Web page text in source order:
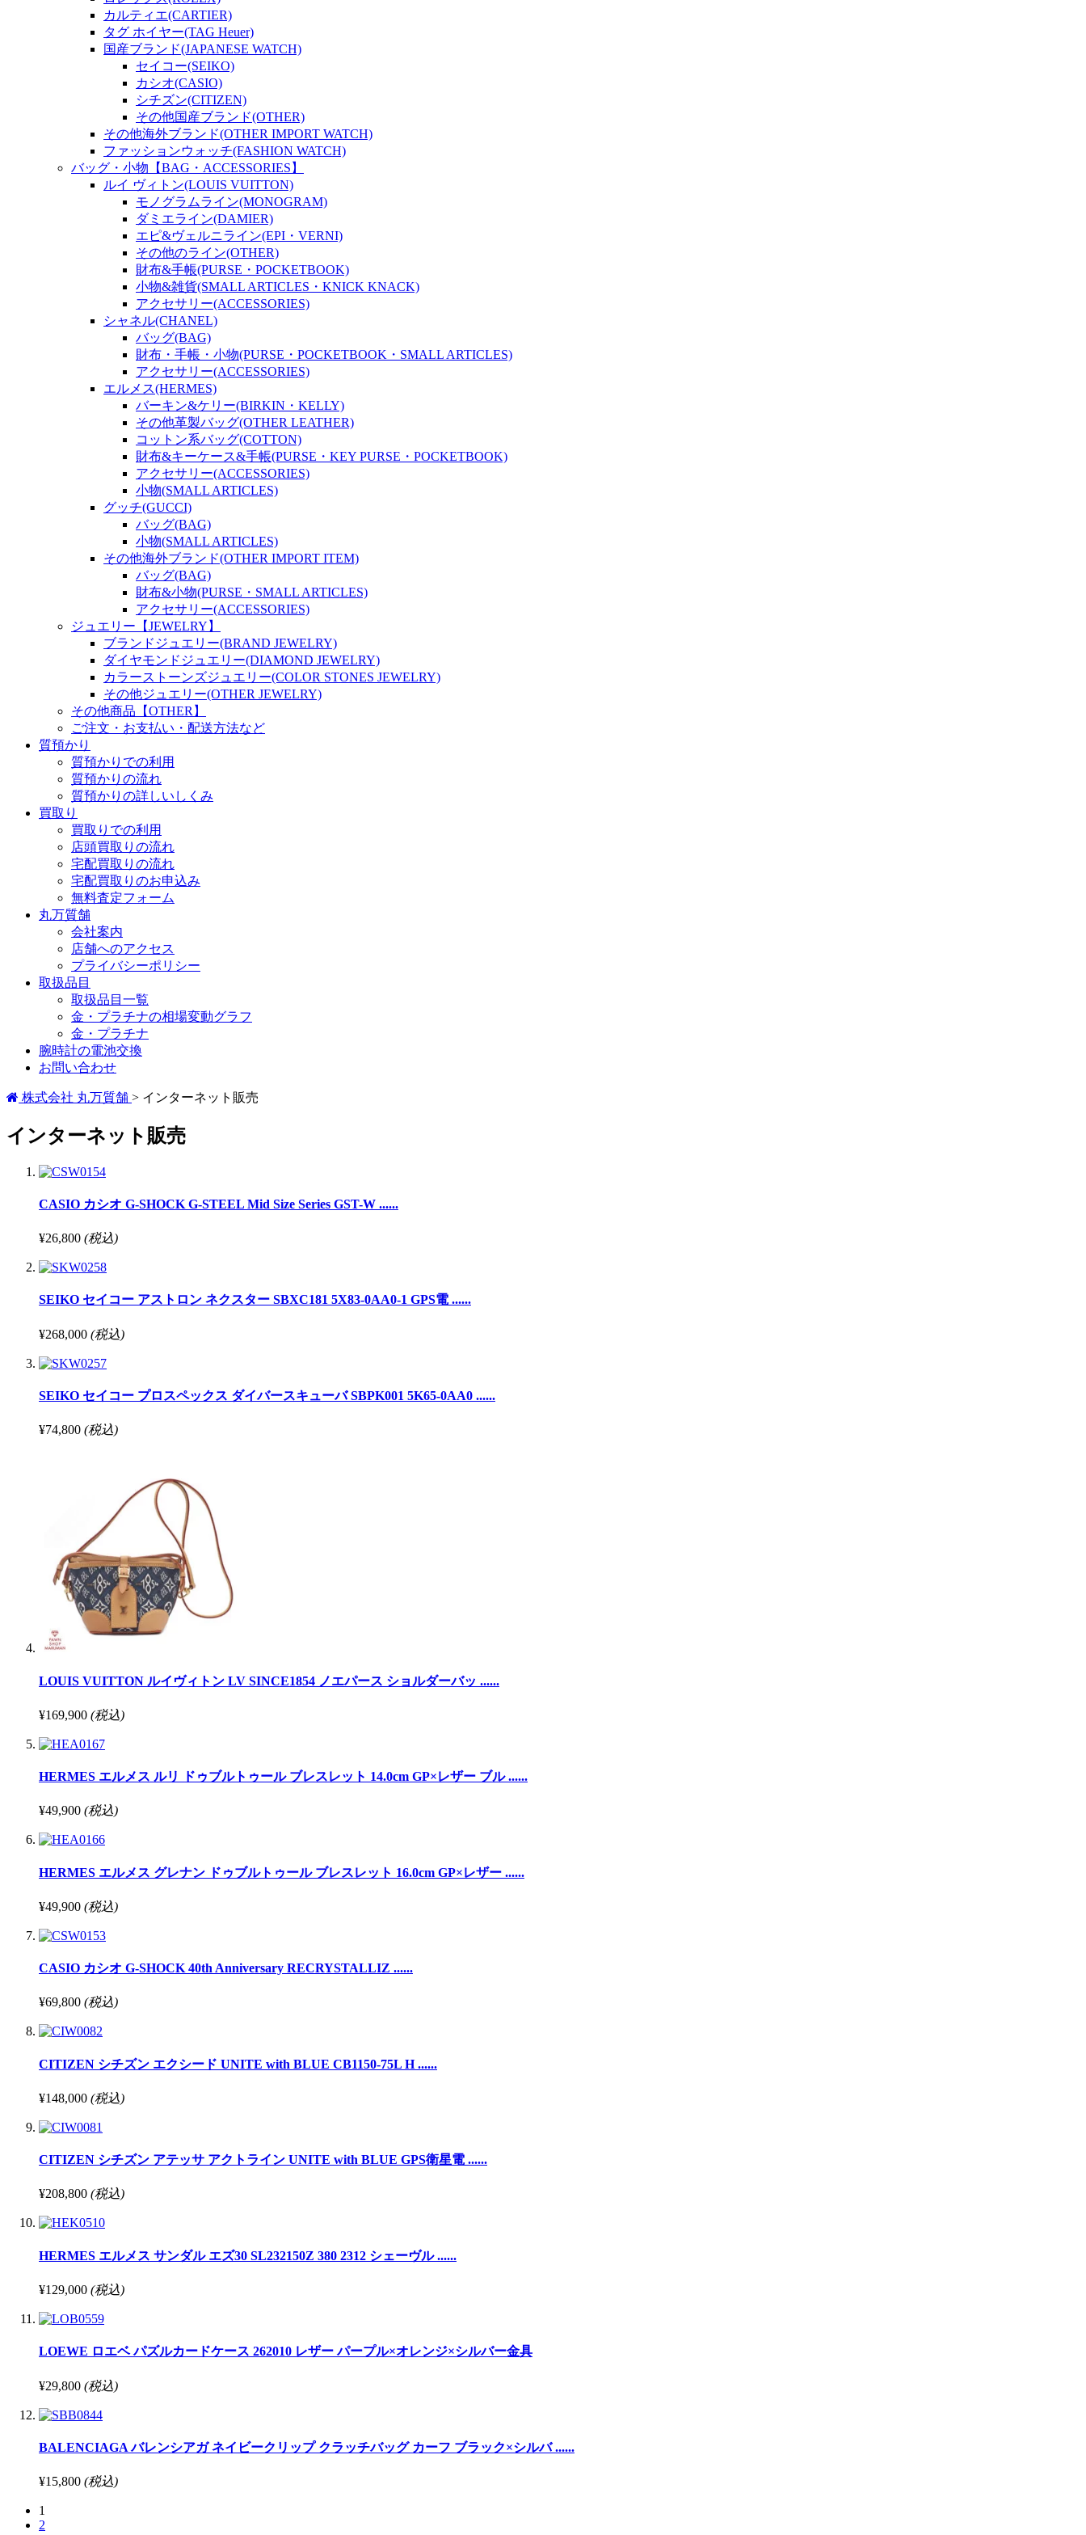
カルティエ(CARTIER)
タグ ホイヤー(TAG Heuer)
国産ブランド(JAPANESE WATCH)
セイコー(SEIKO)
カシオ(CASIO)
シチズン(CITIZEN)
その他国産ブランド(OTHER)
その他海外ブランド(OTHER IMPORT WATCH)
ファッションウォッチ(FASHION WATCH)
バッグ・小物【BAG・ACCESSORIES】
ルイ ヴィトン(LOUIS VUITTON)
モノグラムライン(MONOGRAM)
ダミエライン(DAMIER)
エピ&ヴェルニライン(EPI・VERNI)
その他のライン(OTHER)
財布&手帳(PURSE・POCKETBOOK)
小物&雑貨(SMALL ARTICLES・KNICK KNACK)
アクセサリー(ACCESSORIES)
シャネル(CHANEL)
バッグ(BAG)
財布・手帳・小物(PURSE・POCKETBOOK・SMALL ARTICLES)
アクセサリー(ACCESSORIES)
エルメス(HERMES)
バーキン&ケリー(BIRKIN・KELLY)
その他革製バッグ(OTHER LEATHER)
コットン系バッグ(COTTON)
財布&キーケース&手帳(PURSE・KEY PURSE・POCKETBOOK)
アクセサリー(ACCESSORIES)
小物(SMALL ARTICLES)
グッチ(GUCCI)
バッグ(BAG)
小物(SMALL ARTICLES)
その他海外ブランド(OTHER IMPORT ITEM)
バッグ(BAG)
財布&小物(PURSE・SMALL ARTICLES)
アクセサリー(ACCESSORIES)
ジュエリー【JEWELRY】
ブランドジュエリー(BRAND JEWELRY)
ダイヤモンドジュエリー(DIAMOND JEWELRY)
カラーストーンズジュエリー(COLOR STONES JEWELRY)
その他ジュエリー(OTHER JEWELRY)
その他商品【OTHER】
ご注文・お支払い・配送方法など
質預かり
質預かりでの利用
質預かりの流れ
質預かりの詳しいしくみ
買取り
買取りでの利用
店頭買取りの流れ
宅配買取りの流れ
宅配買取りのお申込み
無料査定フォーム
丸万質舗
会社案内
店舗へのアクセス
プライバシーポリシー
取扱品目
取扱品目一覧
金・プラチナの相場変動グラフ
金・プラチナ
腕時計の電池交換
お問い合わせ
株式会社 丸万質舗 > インターネット販売
インターネット販売
CASIO カシオ G-SHOCK G-STEEL Mid Size Series GST-W ......
¥26,800 (税込)
SEIKO セイコー アストロン ネクスター SBXC181 5X83-0AA0-1 GPS電 ......
¥268,000 (税込)
SEIKO セイコー プロスペックス ダイバースキューバ SBPK001 5K65-0AA0 ......
¥74,800 (税込)
LOUIS VUITTON ルイヴィトン LV SINCE1854 ノエパース ショルダーバッ ......
¥169,900 (税込)
HERMES エルメス ルリ ドゥブルトゥール ブレスレット 14.0cm GP×レザー ブル ......
¥49,900 (税込)
HERMES エルメス グレナン ドゥブルトゥール ブレスレット 16.0cm GP×レザー ......
¥49,900 (税込)
CASIO カシオ G-SHOCK 40th Anniversary RECRYSTALLIZ ......
¥69,800 (税込)
CITIZEN シチズン エクシード UNITE with BLUE CB1150-75L H ......
¥148,000 (税込)
CITIZEN シチズン アテッサ アクトライン UNITE with BLUE GPS衛星電 ......
¥208,800 (税込)
HERMES エルメス サンダル エズ30 SL232150Z 380 2312 シェーヴル ......
¥129,000 (税込)
LOEWE ロエベ パズルカードケース 262010 レザー パープル×オレンジ×シルバー金具
¥29,800 (税込)
BALENCIAGA バレンシアガ ネイビークリップ クラッチバッグ カーフ ブラック×シルバ ......
¥15,800 (税込)
1
2